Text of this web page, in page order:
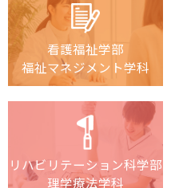
看護福祉学部
福祉マネジメント学科
リハビリテーション科学部
理学療法学科